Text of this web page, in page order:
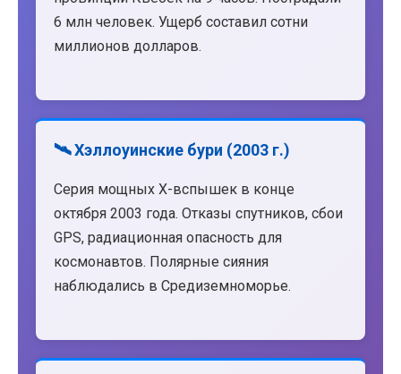
6 млн человек. Ущерб составил сотни
миллионов долларов.
🛰️ Хэллоуинские бури (2003 г.)
Серия мощных X-вспышек в конце
октября 2003 года. Отказы спутников, сбои
GPS, радиационная опасность для
космонавтов. Полярные сияния
наблюдались в Средиземноморье.